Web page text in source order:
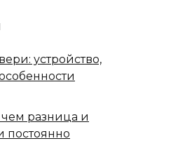
устройство,
чем разница и
постоянно